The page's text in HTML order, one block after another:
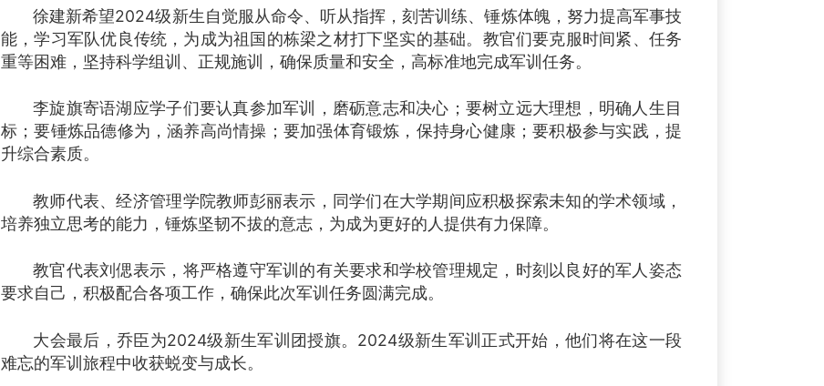
徐建新希望2024级新生自觉服从命令、听从指挥，刻苦训练、锤炼体魄，努力提高军事技
能，学习军队优良传统，为成为祖国的栋梁之材打下坚实的基础。教官们要克服时间紧、任务
重等困难，坚持科学组训、正规施训，确保质量和安全，高标准地完成军训任务。
李旋旗寄语湖应学子们要认真参加军训，磨砺意志和决心；要树立远大理想，明确人生目
标；要锤炼品德修为，涵养高尚情操；要加强体育锻炼，保持身心健康；要积极参与实践，提
升综合素质。
教师代表、经济管理学院教师彭丽表示，同学们在大学期间应积极探索未知的学术领域，
培养独立思考的能力，锤炼坚韧不拔的意志，为成为更好的人提供有力保障。
教官代表刘偲表示，将严格遵守军训的有关要求和学校管理规定，时刻以良好的军人姿态
要求自己，积极配合各项工作，确保此次军训任务圆满完成。
大会最后，乔臣为2024级新生军训团授旗。2024级新生军训正式开始，他们将在这一段
难忘的军训旅程中收获蜕变与成长。